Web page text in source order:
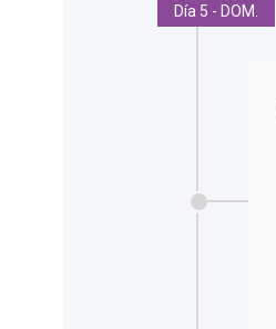
Día 5 - DOM.